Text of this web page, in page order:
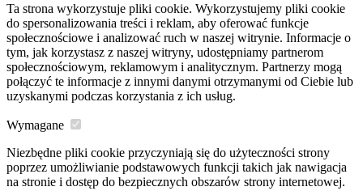
Ta strona wykorzystuje pliki cookie. Wykorzystujemy pliki cookie
do spersonalizowania treści i reklam, aby oferować funkcje
społecznościowe i analizować ruch w naszej witrynie. Informacje o
tym, jak korzystasz z naszej witryny, udostępniamy partnerom
społecznościowym, reklamowym i analitycznym. Partnerzy mogą
połączyć te informacje z innymi danymi otrzymanymi od Ciebie lub
uzyskanymi podczas korzystania z ich usług.
Wymagane
Niezbędne pliki cookie przyczyniają się do użyteczności strony
poprzez umożliwianie podstawowych funkcji takich jak nawigacja
na stronie i dostęp do bezpiecznych obszarów strony internetowej.